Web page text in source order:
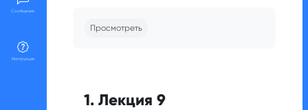
Сообщения
Инструкции
Просмотреть
1. Лекция 9